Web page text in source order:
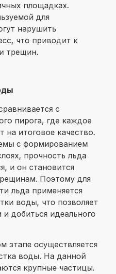
площадках.
для
нарушить
что приводит к
трещин.
с
пирога, где каждое
на итоговое качество.
с формированием
прочность льда
и он становится
Поэтому для
льда применяется
воды, что позволяет
добиться идеального
этапе осуществляется
воды. На данной
крупные частицы.